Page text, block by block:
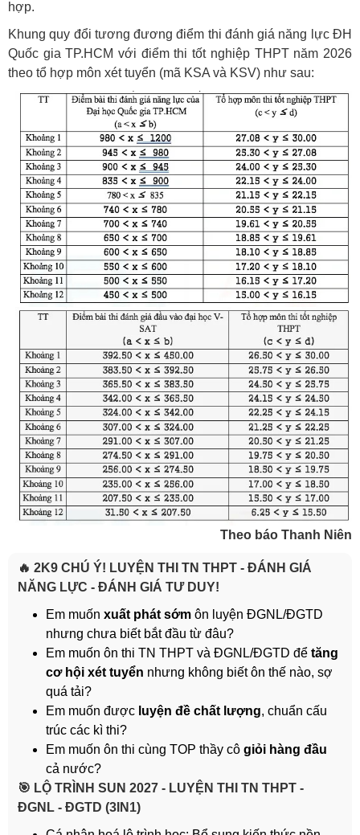
hợp.
Khung quy đổi tương đương điểm thi đánh giá năng lực ĐH
Quốc gia TP.HCM với điểm thi tốt nghiệp THPT năm 2026
theo tổ hợp môn xét tuyển (mã KSA và KSV) như sau:
Theo báo Thanh Niên
🔥 2K9 CHÚ Ý! LUYỆN THI TN THPT - ĐÁNH GIÁ
NĂNG LỰC - ĐÁNH GIÁ TƯ DUY!
Em muốn xuất phát sớm ôn luyện ĐGNL/ĐGTD
nhưng chưa biết bắt đầu từ đâu?
Em muốn ôn thi TN THPT và ĐGNL/ĐGTD để tăng
cơ hội xét tuyển nhưng không biết ôn thế nào, sợ
quá tải?
Em muốn được luyện đề chất lượng, chuẩn cấu
trúc các kì thi?
Em muốn ôn thi cùng TOP thầy cô giỏi hàng đầu
cả nước?
️🎯 LỘ TRÌNH SUN 2027 - LUYỆN THI TN THPT -
ĐGNL - ĐGTD (3IN1)